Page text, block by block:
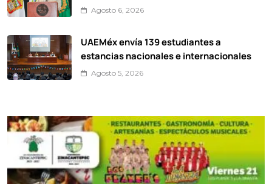
Agosto 6, 2026
UAEMéx envía 139 estudiantes a
estancias nacionales e internacionales
Agosto 5, 2026